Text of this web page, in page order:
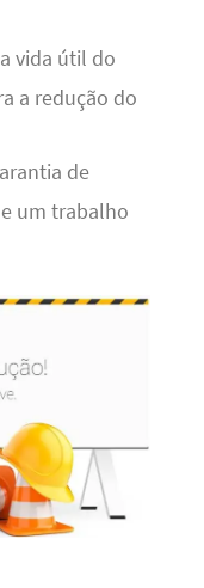
vida útil do
a redução do
de
um trabalho